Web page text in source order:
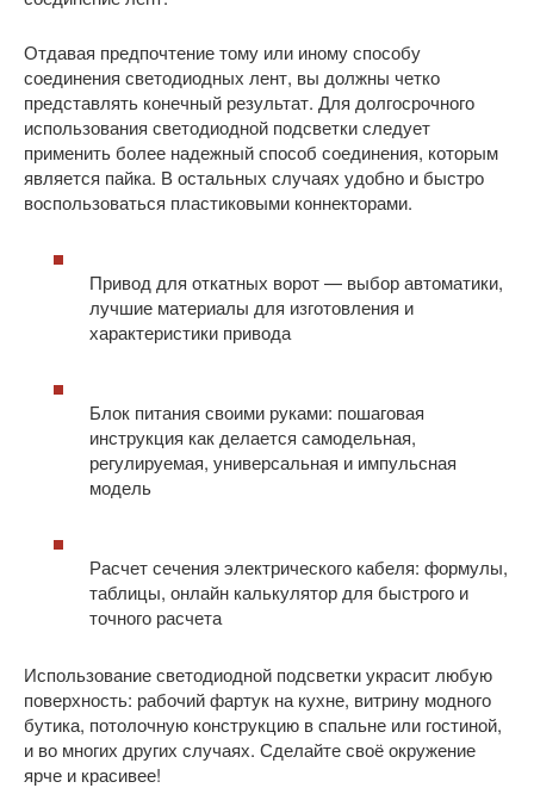
Отдавая предпочтение тому или иному способу
соединения светодиодных лент, вы должны четко
представлять конечный результат. Для долгосрочного
использования светодиодной подсветки следует
применить более надежный способ соединения, которым
является пайка. В остальных случаях удобно и быстро
воспользоваться пластиковыми коннекторами.
Привод для откатных ворот — выбор автоматики,
лучшие материалы для изготовления и
характеристики привода
Блок питания своими руками: пошаговая
инструкция как делается самодельная,
регулируемая, универсальная и импульсная
модель
Расчет сечения электрического кабеля: формулы,
таблицы, онлайн калькулятор для быстрого и
точного расчета
Использование светодиодной подсветки украсит любую
поверхность: рабочий фартук на кухне, витрину модного
бутика, потолочную конструкцию в спальне или гостиной,
и во многих других случаях. Сделайте своё окружение
ярче и красивее!